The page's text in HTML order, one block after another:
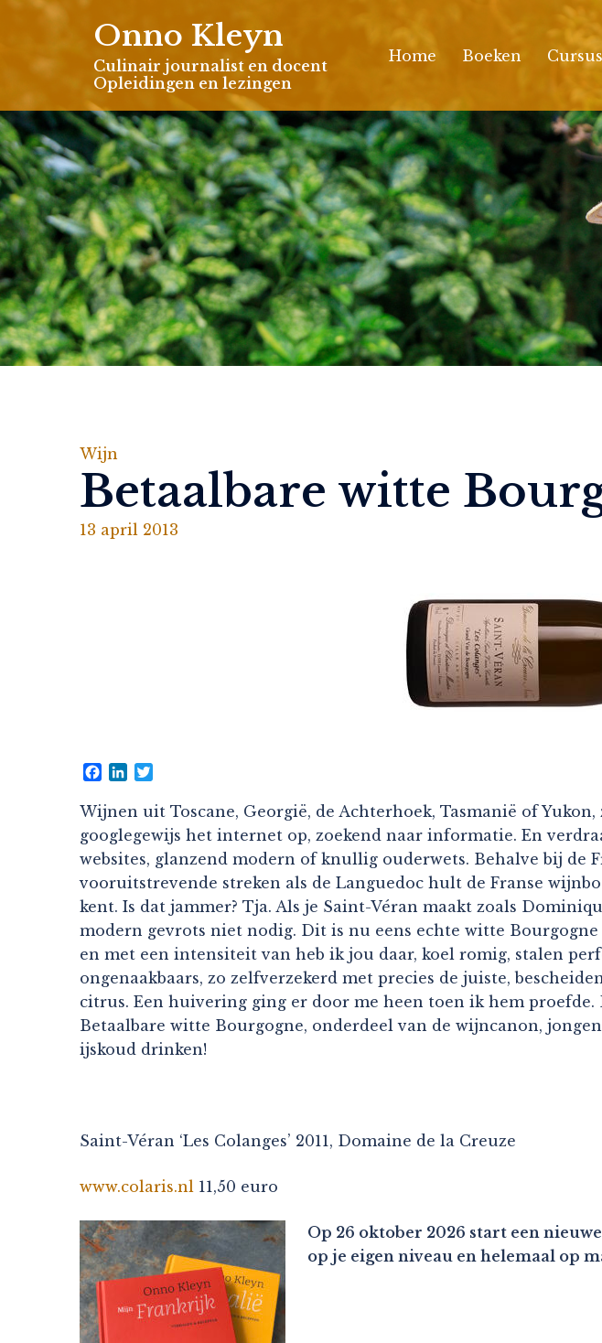
Skip
content
Onno Kleyn
Culinair journalist en docent
Opleidingen en lezingen
Home Boeken
Wijn
Betaalbare witte
13 april 2013
Facebook
LinkedIn
Wijnen uit Toscane, Georgië, de Achterhoek, Tasmanië of
googlegewijs het internet op, zoekend naar informatie. En
websites, glanzend modern of knullig ouderwets. Behalve bij de
vooruitstrevende streken als de Languedoc hult de Franse
kent. Is dat jammer? Tja. Als je Saint-Véran maakt zoals
modern gevrots niet nodig. Dit is nu eens echte witte
en met een intensiteit van heb ik jou daar, koel romig, stalen
ongenaakbaars, zo zelfverzekerd met precies de juiste,
citrus. Een huivering ging er door me heen toen ik hem
Betaalbare witte Bourgogne, onderdeel van de wijncanon,
ijskoud drinken!
Saint-Véran ‘Les Colanges’ 2011, Domaine de la Creuze
www.colaris.nl 11,50 euro
Op 26 oktober 2026 start een
op je eigen niveau en helemaal op